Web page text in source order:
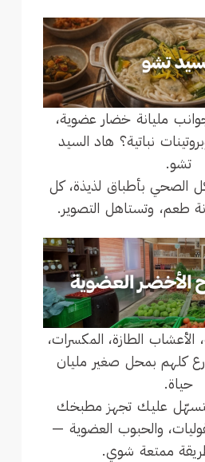
مليانة خضار عضوية،
نباتية؟ هاد السيد
تشو.
الصحي بأطباق لذيذة، كل
طعم، وتستاهل التصوير.
الأعشاب الطازة، المكسرات،
كلهم بمحل صغير مليان
حياة.
بتسهّل عليك تجهز مطبخك
والحبوب العضوية —
ممتعة شوي.